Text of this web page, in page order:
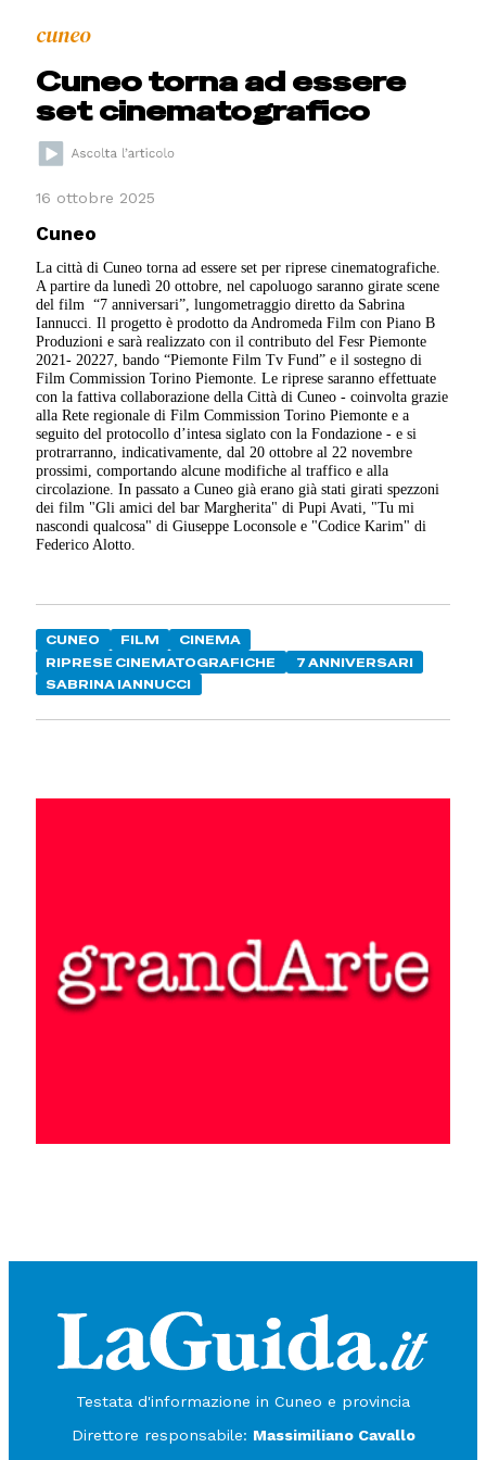
cuneo
Cuneo torna ad essere
set cinematografico
16 ottobre 2025
Cuneo
La città di Cuneo torna ad essere set per riprese cinematografiche.
A partire da lunedì 20 ottobre, nel capoluogo saranno girate scene
del film “7 anniversari”, lungometraggio diretto da Sabrina
Iannucci. Il progetto è prodotto da Andromeda Film con Piano B
Produzioni e sarà realizzato con il contributo del Fesr Piemonte
2021- 20227, bando “Piemonte Film Tv Fund” e il sostegno di
Film Commission Torino Piemonte. Le riprese saranno effettuate
con la fattiva collaborazione della Città di Cuneo - coinvolta grazie
alla Rete regionale di Film Commission Torino Piemonte e a
seguito del protocollo d’intesa siglato con la Fondazione - e si
protrarranno, indicativamente, dal 20 ottobre al 22 novembre
prossimi, comportando alcune modifiche al traffico e alla
circolazione. In passato a Cuneo già erano già stati girati spezzoni
dei film "Gli amici del bar Margherita" di Pupi Avati, "Tu mi
nascondi qualcosa" di Giuseppe Loconsole e "Codice Karim" di
Federico Alotto.
CUNEO FILM
CINEMA
RIPRESE CINEMATOGRAFICHE
7 ANNIVERSARI
SABRINA IANNUCCI
Testata d'informazione in Cuneo e provincia
Direttore responsabile: Massimiliano Cavallo